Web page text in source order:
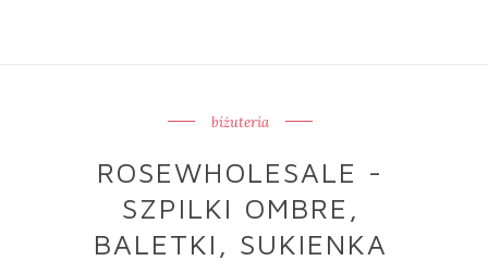
biżuteria
ROSEWHOLESALE -
SZPILKI OMBRE,
BALETKI, SUKIENKA